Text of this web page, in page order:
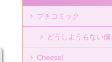
プチコミック
どうしようもない僕
Cheese!